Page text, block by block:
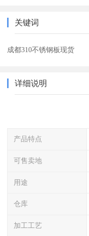
关键词
成都310不锈钢板现货
详细说明
产品特点
可售卖地
用途
仓库
加工工艺